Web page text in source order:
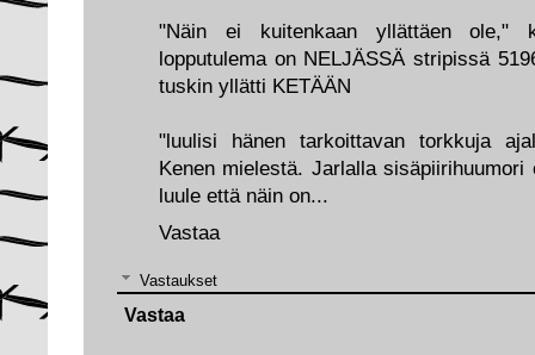
"Näin ei kuitenkaan yllättäen ole,"
lopputulema on NELJÄSSÄ stripissä
tuskin yllätti KETÄÄN
"luulisi hänen tarkoittavan torkkuja
Kenen mielestä. Jarlalla
luule että näin on...
Vastaa
Vastaukset
Vastaa